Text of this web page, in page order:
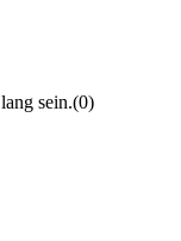
lang sein.(0)